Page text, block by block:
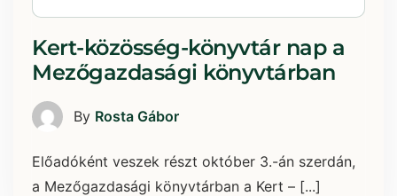
Kert-közösség-könyvtár nap a
Mezőgazdasági könyvtárban
By Rosta Gábor
Előadóként veszek részt október 3.-án szerdán,
a Mezőgazdasági könyvtárban a Kert – [...]